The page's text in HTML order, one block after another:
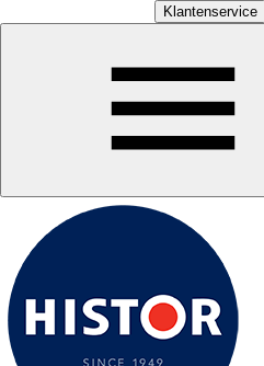
Klantenservice